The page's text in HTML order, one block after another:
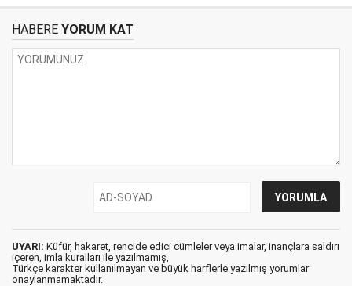
HABERE YORUM KAT
UYARI: Küfür, hakaret, rencide edici cümleler veya imalar, inançlara saldırı
içeren, imla kuralları ile yazılmamış,
Türkçe karakter kullanılmayan ve büyük harflerle yazılmış yorumlar
onaylanmamaktadır.